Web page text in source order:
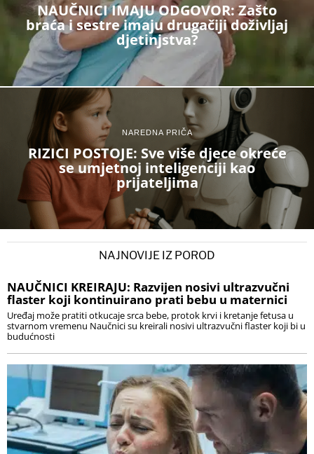
NAUČNICI IMAJU ODGOVOR: Zašto
braća i sestre imaju drugačiji doživljaj
djetinjstva?
NAREDNA PRIČA
RIZICI POSTOJE: Sve više djece okreće
se umjetnoj inteligenciji kao
prijateljima
NAJNOVIJE IZ POROD
NAUČNICI KREIRAJU: Razvijen nosivi ultrazvučni
flaster koji kontinuirano prati bebu u maternici
Uređaj može pratiti otkucaje srca bebe, protok krvi i kretanje fetusa u
stvarnom vremenu Naučnici su kreirali nosivi ultrazvučni flaster koji bi u
budućnosti